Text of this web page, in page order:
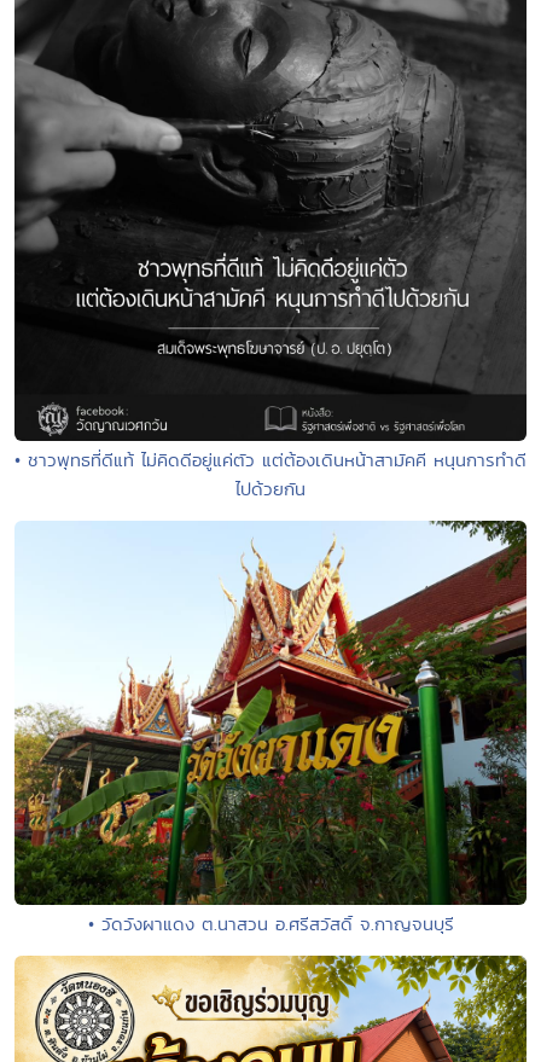
• ชาวพุทธที่ดีแท้ ไม่คิดดีอยู่แค่ตัว แต่ต้องเดินหน้าสามัคคี หนุนการทำดี
ไปด้วยกัน
• วัดวังผาแดง ต.นาสวน อ.ศรีสวัสดิ์ จ.กาญจนบุรี